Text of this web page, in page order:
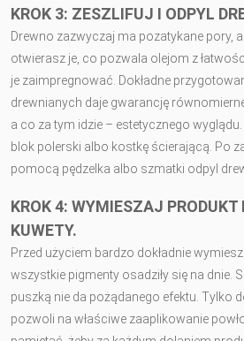
KROK 3: ZESZLIFUJ I ODPYL
Drewno zazwyczaj ma pozatykane pory,
otwierasz je, co pozwala olejom z
je zaimpregnować. Dokładne
drewnianych daje gwarancję
a co za tym idzie – estetycznego
blok polerski albo kostkę ścierającą. Po
pomocą pędzelka albo szmatki odpyl
KROK 4: WYMIESZAJ PRODUKT
KUWETY.
Przed użyciem bardzo dokładnie
wszystkie pigmenty osadziły się na dnie.
puszką nie da pożądanego efektu. Tylko
pozwoli na właściwe zaaplikowanie